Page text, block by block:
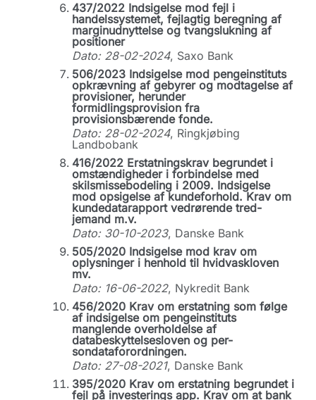
437/2022 Indsigelse mod fejl i
handelssystemet, fejlagtig beregning af
marginudnyttelse og tvangslukning af
positioner
Dato: 28-02-2024, Saxo Bank
506/2023 Indsigelse mod pengeinstituts
opkrævning af gebyrer og modtagelse af
provisioner, herunder
formidlingsprovision fra
provisionsbærende fonde.
Dato: 28-02-2024, Ringkjøbing
Landbobank
416/2022 Erstatningskrav begrundet i
omstændigheder i forbindelse med
skilsmissebodeling i 2009. Indsigelse
mod opsigelse af kundeforhold. Krav om
kundedatarapport vedrørende tred-
jemand m.v.
Dato: 30-10-2023, Danske Bank
505/2020 Indsigelse mod krav om
oplysninger i henhold til hvidvaskloven
mv.
Dato: 16-06-2022, Nykredit Bank
456/2020 Krav om erstatning som følge
af indsigelse om pengeinstituts
manglende overholdelse af
databeskyttelsesloven og per-
sondataforordningen.
Dato: 27-08-2021, Danske Bank
395/2020 Krav om erstatning begrundet i
fejl på investerings app. Krav om at bank